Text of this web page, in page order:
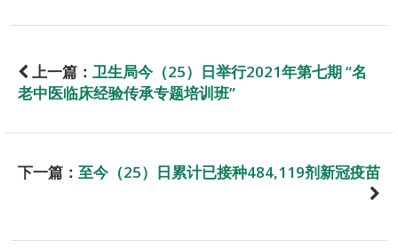
上一篇： 卫生局今（25）日举行2021年第七期 “名
老中医临床经验传承专题培训班”
下一篇： 至今（25）日累计已接种484,119剂新冠疫苗